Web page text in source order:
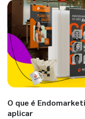
O que é
aplicar